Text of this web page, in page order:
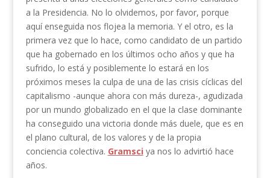
a la Presidencia. No lo olvidemos, por favor, porque
aquí enseguida nos flojea la memoria. Y el otro, es la
primera vez que lo hace, como candidato de un partido
que ha gobernado en los últimos ocho años y que ha
sufrido, lo está y posiblemente lo estará en los
próximos meses la culpa de una de las crisis cíclicas del
capitalismo -aunque ahora con más dureza-, agudizada
por un mundo globalizado en el que la clase dominante
ha conseguido una victoria donde más duele, que es en
el plano cultural, de los valores y de la propia
conciencia colectiva. Gramsci ya nos lo advirtió hace
años.